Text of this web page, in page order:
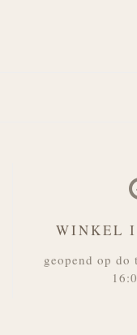
WINKEL
geopend op do